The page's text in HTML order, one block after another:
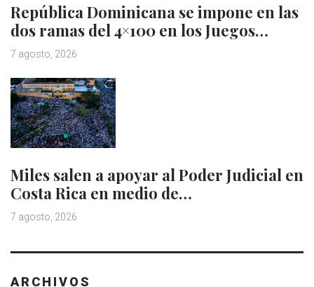
República Dominicana se impone en las
dos ramas del 4×100 en los Juegos…
7 agosto, 2026
Miles salen a apoyar al Poder Judicial en
Costa Rica en medio de…
7 agosto, 2026
ARCHIVOS